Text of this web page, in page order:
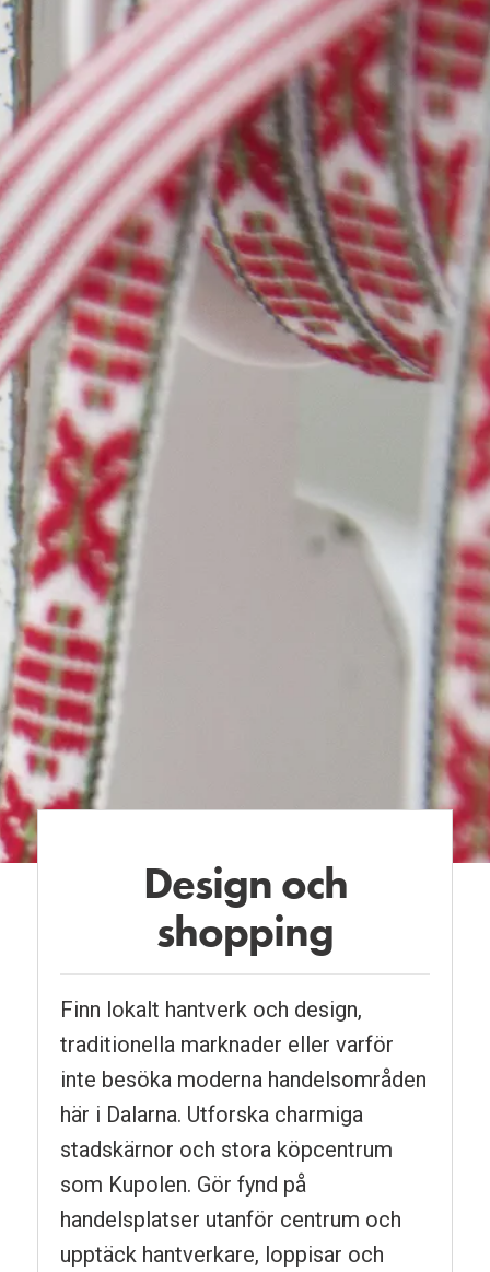
Design och
shopping
Finn lokalt hantverk och design,
traditionella marknader eller varför
inte besöka moderna handelsområden
här i Dalarna. Utforska charmiga
stadskärnor och stora köpcentrum
som Kupolen. Gör fynd på
handelsplatser utanför centrum och
upptäck hantverkare, loppisar och